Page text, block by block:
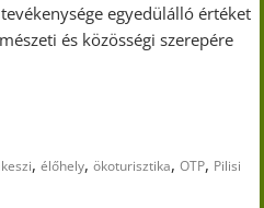
egyedülálló értéket
és közösségi szerepére
,élőhely,ökoturisztika,OTP, Pilisi